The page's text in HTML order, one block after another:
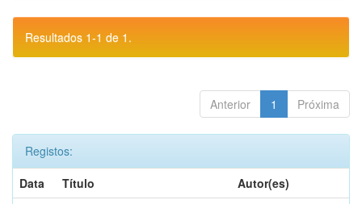
Resultados 1-1 de 1.
Anterior 1 Próxima
Registos:
Data
Título
Autor(es)